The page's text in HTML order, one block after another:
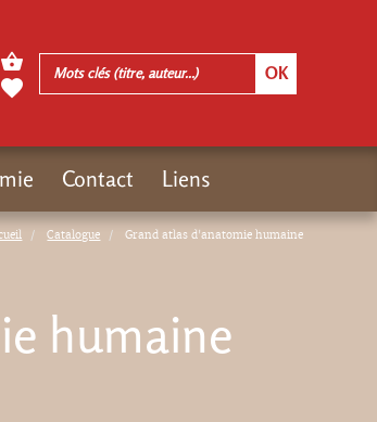
Catalogue Grand atlas d'anatomie humaine
humaine
Contact Liens